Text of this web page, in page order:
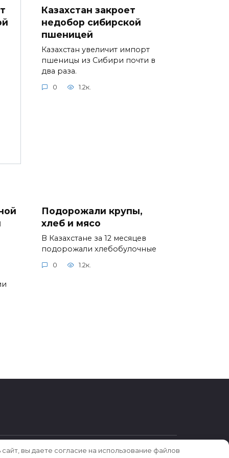
Казахстан закроет
недобор сибирской
пшеницей
Казахстан увеличит импорт
пшеницы из Сибири почти в
два раза.
0 1.2к.
Подорожали крупы,
хлеб и мясо
В Казахстане за 12 месяцев
подорожали хлебобулочные
0 1.2к.
вы даете согласие на использование файлов